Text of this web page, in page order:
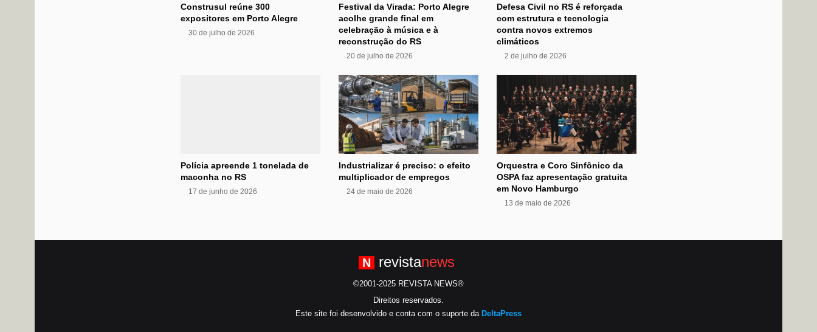
Construsul reúne 300
expositores em Porto Alegre
30 de julho de 2026
Festival da Virada: Porto Alegre
acolhe grande final em
celebração à música e à
reconstrução do RS
20 de julho de 2026
Defesa Civil no RS é reforçada
com estrutura e tecnologia
contra novos extremos
climáticos
2 de julho de 2026
Polícia apreende 1 tonelada de
maconha no RS
17 de junho de 2026
Industrializar é preciso: o efeito
multiplicador de empregos
24 de maio de 2026
Orquestra e Coro Sinfônico da
OSPA faz apresentação gratuita
em Novo Hamburgo
13 de maio de 2026
N revistanews
©2001-2025 REVISTA NEWS®
Direitos reservados.
Este site foi desenvolvido e conta com o suporte da DeltaPress